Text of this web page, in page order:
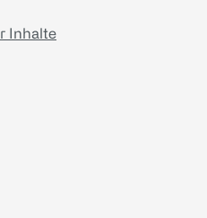
Inhalte